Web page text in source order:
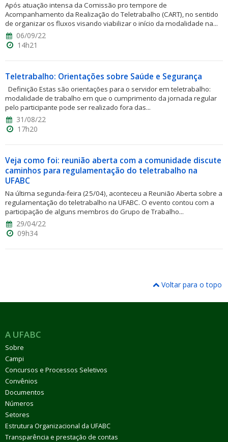
Após atuação intensa da Comissão pro tempore de
Acompanhamento da Realização do Teletrabalho (CART), no sentido
de organizar os fluxos visando viabilizar o início da modalidade na...
06/09/22
14h21
Teletrabalho: Orientações sobre Saúde e Segurança
Definição Estas são orientações para o servidor em teletrabalho:
modalidade de trabalho em que o cumprimento da jornada regular
pelo participante pode ser realizado fora das...
31/08/22
17h20
Veja como foi: reunião aberta com a comunidade discute
caminhos para regulamentação do teletrabalho na
UFABC
Na última segunda-feira (25/04), aconteceu a Reunião Aberta sobre a
regulamentação do teletrabalho na UFABC. O evento contou com a
participação de alguns membros do Grupo de Trabalho...
29/04/22
09h34
Voltar para o topo
A UFABC
Sobre
Campi
Concursos e Processos Seletivos
Convênios
Documentos
Números
Setores
Estrutura Organizacional da UFABC
Transparência e prestação de contas